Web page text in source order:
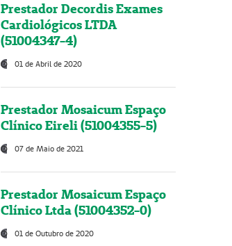
Prestador Decordis Exames
Cardiológicos LTDA
(51004347-4)
01 de Abril de 2020
Prestador Mosaicum Espaço
Clínico Eireli (51004355-5)
07 de Maio de 2021
Prestador Mosaicum Espaço
Clínico Ltda (51004352-0)
01 de Outubro de 2020